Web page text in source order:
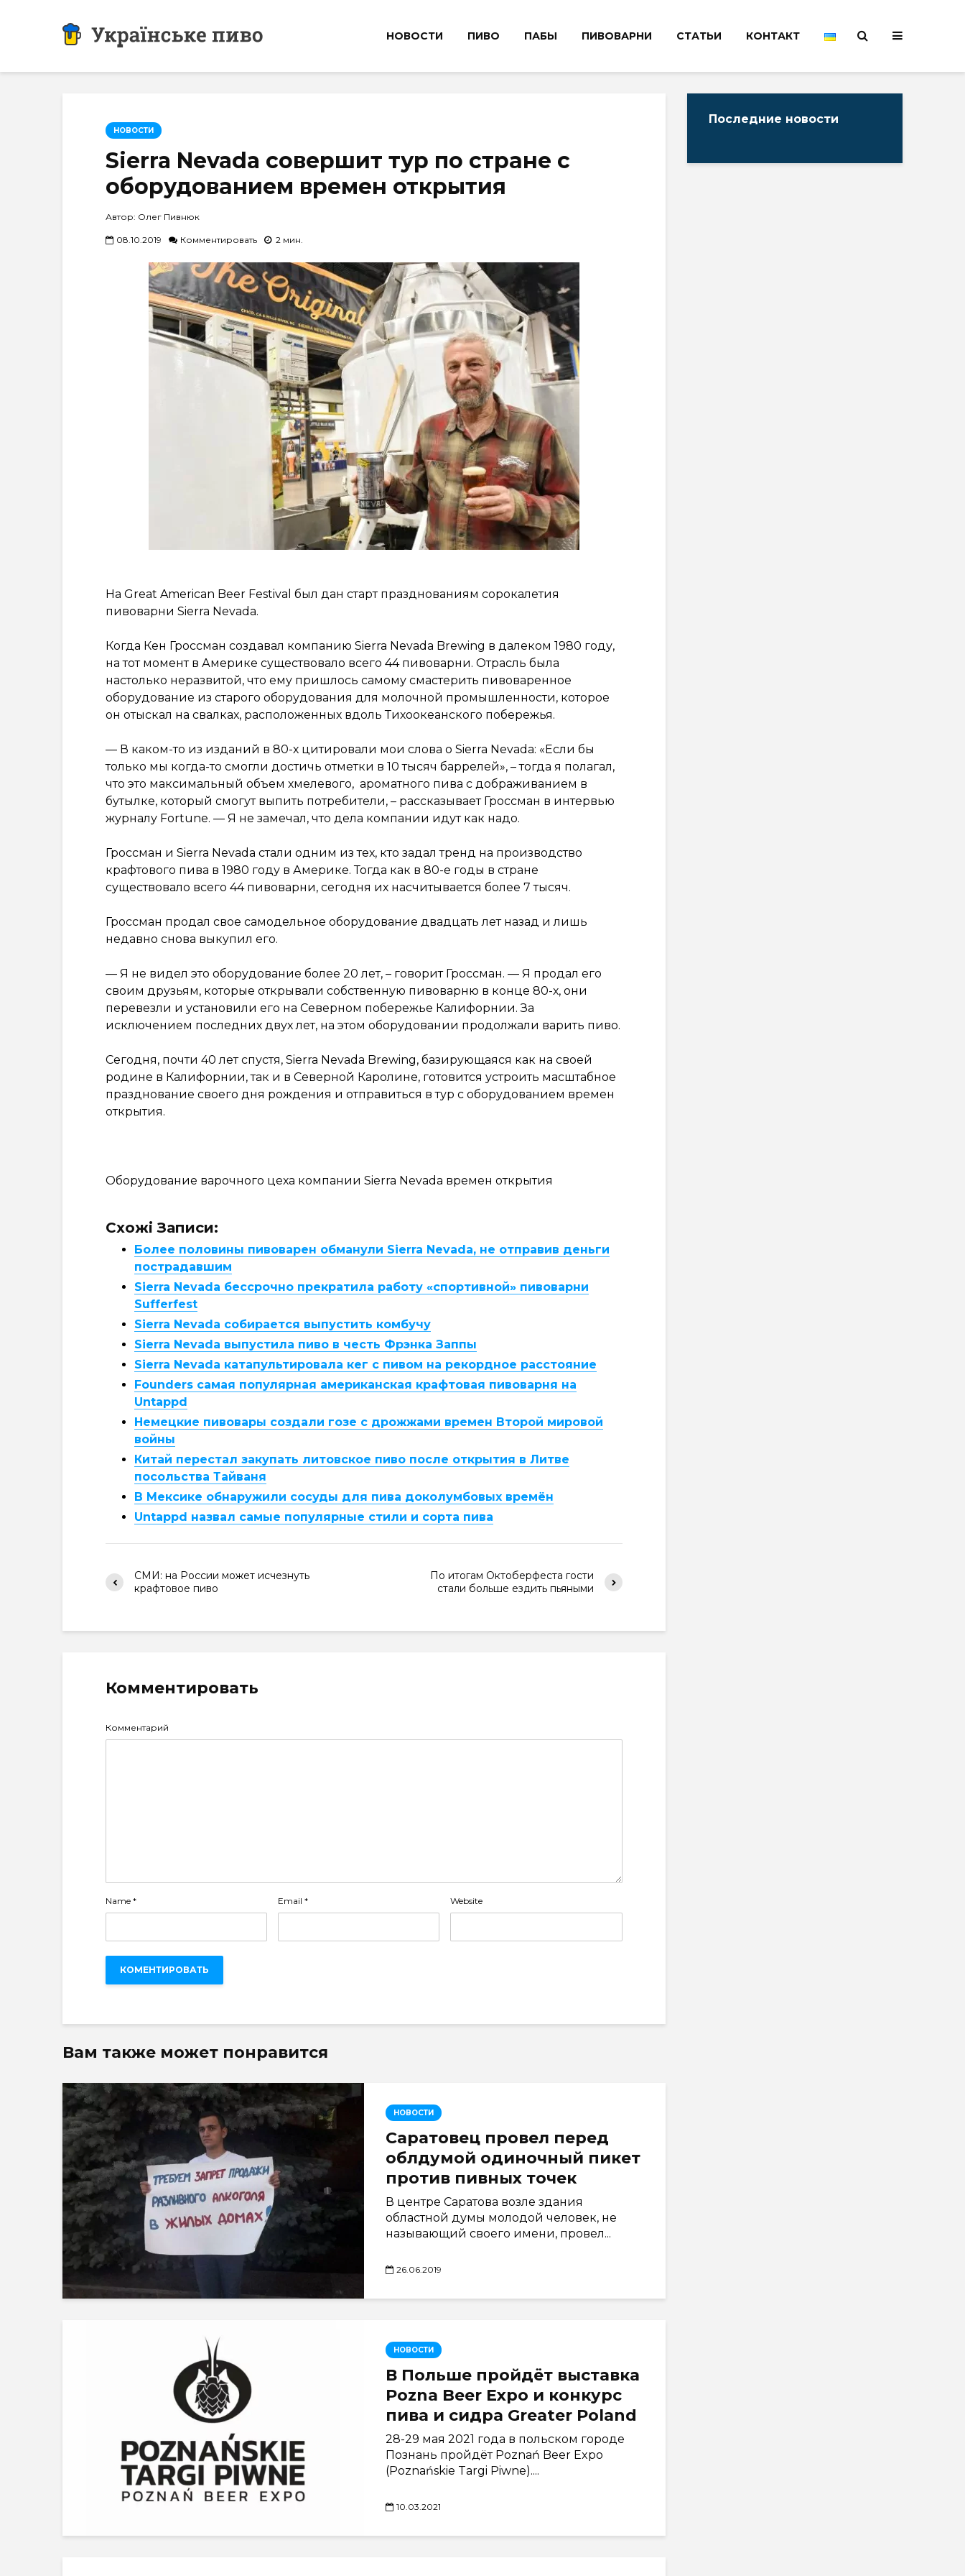
НОВОСТИ ПИВО ПАБЫ ПИВОВАРНИ СТАТЬИ КОНТАКТ
НОВОСТИ
Sierra Nevada совершит тур по стране с
оборудованием времен открытия
Автор: Олег Пивнюк
08.10.2019 Комментировать 2 мин.
На Great American Beer Festival был дан старт празднованиям сорокалетия
пивоварни Sierra Nevada.
Когда Кен Гроссман создавал компанию Sierra Nevada Brewing в далеком 1980 году,
на тот момент в Америке существовало всего 44 пивоварни. Отрасль была
настолько неразвитой, что ему пришлось самому смастерить пивоваренное
оборудование из старого оборудования для молочной промышленности, которое
он отыскал на свалках, расположенных вдоль Тихоокеанского побережья.
— В каком-то из изданий в 80-х цитировали мои слова о Sierra Nevada: «Если бы
только мы когда-то смогли достичь отметки в 10 тысяч баррелей», – тогда я полагал,
что это максимальный объем хмелевого, ароматного пива с дображиванием в
бутылке, который смогут выпить потребители, – рассказывает Гроссман в интервью
журналу Fortune. — Я не замечал, что дела компании идут как надо.
Гроссман и Sierra Nevada стали одним из тех, кто задал тренд на производство
крафтового пива в 1980 году в Америке. Тогда как в 80-е годы в стране
существовало всего 44 пивоварни, сегодня их насчитывается более 7 тысяч.
Гроссман продал свое самодельное оборудование двадцать лет назад и лишь
недавно снова выкупил его.
— Я не видел это оборудование более 20 лет, – говорит Гроссман. — Я продал его
своим друзьям, которые открывали собственную пивоварню в конце 80-х, они
перевезли и установили его на Северном побережье Калифорнии. За
исключением последних двух лет, на этом оборудовании продолжали варить пиво.
Сегодня, почти 40 лет спустя, Sierra Nevada Brewing, базирующаяся как на своей
родине в Калифорнии, так и в Северной Каролине, готовится устроить масштабное
празднование своего дня рождения и отправиться в тур с оборудованием времен
открытия.
Оборудование варочного цеха компании Sierra Nevada времен открытия
Схожі Записи:
Более половины пивоварен обманули Sierra Nevada, не отправив деньги
пострадавшим
Sierra Nevada бессрочно прекратила работу «спортивной» пивоварни
Sufferfest
Sierra Nevada собирается выпустить комбучу
Sierra Nevada выпустила пиво в честь Фрэнка Заппы
Sierra Nevada катапультировала кег с пивом на рекордное расстояние
Founders самая популярная американская крафтовая пивоварня на
Untappd
Немецкие пивовары создали гозе с дрожжами времен Второй мировой
войны
Китай перестал закупать литовское пиво после открытия в Литве
посольства Тайваня
В Мексике обнаружили сосуды для пива доколумбовых времён
Untappd назвал самые популярные стили и сорта пива
СМИ: на России может исчезнуть
крафтовое пиво
По итогам Октоберфеста гости
стали больше ездить пьяными
Комментировать
Комментарий
Name * Email * Website
Вам также может понравится
НОВОСТИ
Саратовец провел перед
облдумой одиночный пикет
против пивных точек
В центре Саратова возле здания
областной думы молодой человек, не
называющий своего имени, провел...
26.06.2019
НОВОСТИ
В Польше пройдёт выставка
Pozna Beer Expo и конкурс
пива и сидра Greater Poland
28-29 мая 2021 года в польском городе
Познань пройдёт Poznań Beer Expo
(Poznańskie Targi Piwne)....
10.03.2021
Последние новости